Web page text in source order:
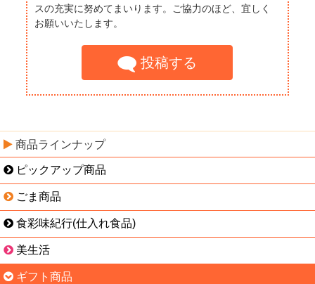
スの充実に努めてまいります。ご協力のほど、宜しく
お願いいたします。
投稿する
商品ラインナップ
ピックアップ商品
ごま商品
食彩味紀行(仕入れ食品)
美生活
ギフト商品